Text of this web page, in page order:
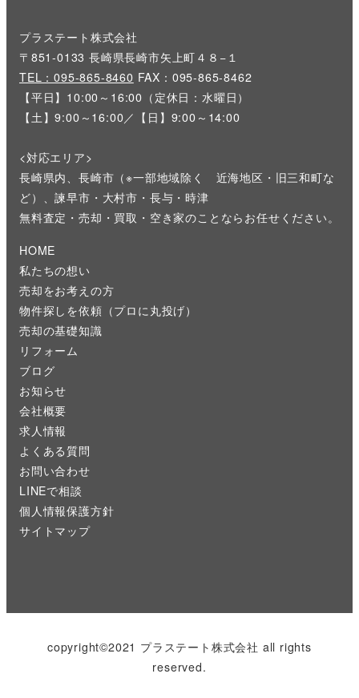
プラステート株式会社
〒851-0133 長崎県長崎市矢上町４８−１
TEL：095-865-8460 FAX：095-865-8462
【平日】10:00～16:00（定休日：水曜日）
【土】9:00～16:00／【日】9:00～14:00
<対応エリア>
長崎県内、長崎市（※一部地域除く 近海地区・旧三和町な
ど）、諫早市・大村市・長与・時津
無料査定・売却・買取・空き家のことならお任せください。
HOME
私たちの想い
売却をお考えの方
物件探しを依頼（プロに丸投げ）
売却の基礎知識
リフォーム
ブログ
お知らせ
会社概要
求人情報
よくある質問
お問い合わせ
LINEで相談
個人情報保護方針
サイトマップ
copyright©2021 プラステート株式会社 all rights
reserved.